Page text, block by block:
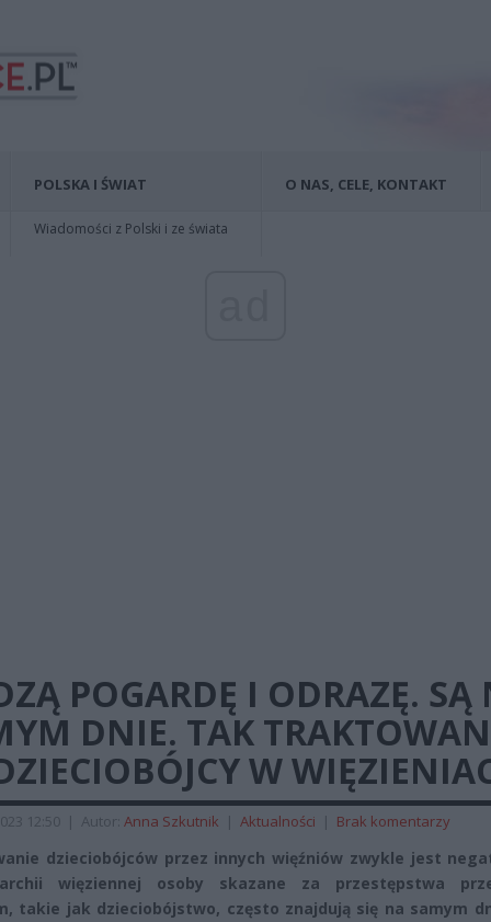
POLSKA I ŚWIAT
Wiadomości z Polski i ze świata
O NAS, CELE, KONTAKT
POGARDĘ I ODRAZĘ. SĄ
DNIE. TAK
W
12:50 | Autor: Anna Szkutnik | Aktualności | Brak komentarzy
dzieciobójców przez innych więźniów zwykle jest
więziennej osoby skazane za przestępstwa
takie jak dzieciobójstwo, często znajdują się na samym